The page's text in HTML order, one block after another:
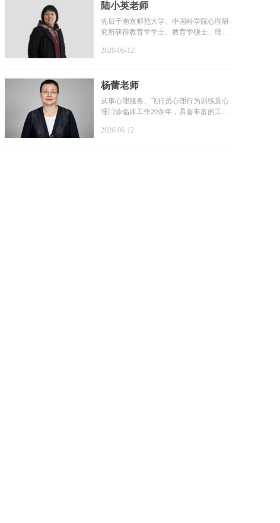
陆小英老师
先后于南京师范大学、中国科学院心理研
究所获得教育学学士、教育学硕士、理学
2026-06-12
杨蕾老师
从事心理服务、飞行员心理行为训练及心
理门诊临床工作20余年，具备丰富的工作
2026-06-12